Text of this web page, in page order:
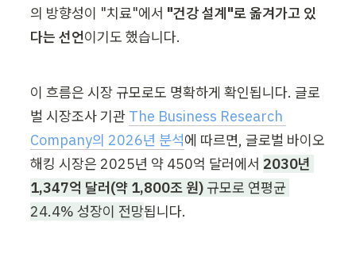
의 방향성이 "치료"에서 "건강 설계"로 옮겨가고 있
다는 선언이기도 했습니다.
이 흐름은 시장 규모로도 명확하게 확인됩니다. 글로
벌 시장조사 기관 The Business Research
Company의 2026년 분석에 따르면, 글로벌 바이오
해킹 시장은 2025년 약 450억 달러에서 2030년
1,347억 달러(약 1,800조 원) 규모로 연평균
24.4% 성장이 전망됩니다.